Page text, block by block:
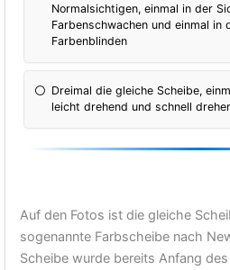
Normalsichtigen, einmal in der
Farbenschwachen und einmal in
Farbenblinden
Dreimal die gleiche Scheibe,
leicht drehend und schnell
Auf den Fotos ist die gleiche
sogenannte Farbscheibe nach
Scheibe wurde bereits Anfang